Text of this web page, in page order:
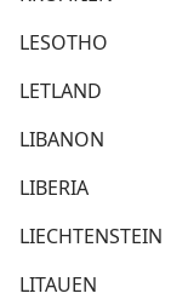
LESOTHO
LETLAND
LIBANON
LIBERIA
LIECHTENSTEIN
LITAUEN